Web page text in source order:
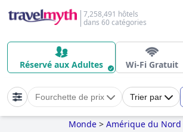
7,258,491 hôtels
dans 60 catégories
Réservé aux Adultes Wi-Fi Gratuit
Fourchette de prix Trier par
Monde > Amérique du Nord